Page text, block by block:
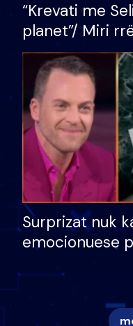
“Krevati me
planet”/ Miri
bukura në
mungojë zilja
Surprizat nuk
emocionuese
nëna dhe
nuk i mban